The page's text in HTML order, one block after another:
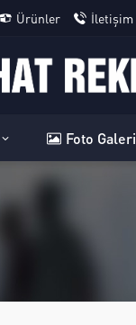
Ürünler İletişim
Foto Galeri